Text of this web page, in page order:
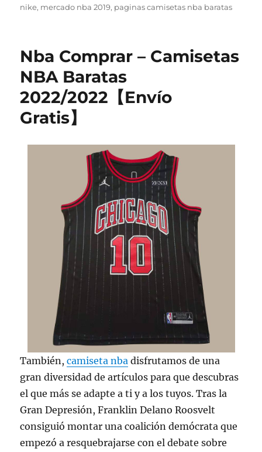
el
nike, mercado nba 2019, paginas camisetas nba baratas
Nba Comprar – Camisetas
NBA Baratas
2022/2022【Envío
Gratis】
También,camiseta nba disfrutamos de una
gran diversidad de artículos para que descubras
el que más se adapte a ti y a los tuyos. Tras la
Gran Depresión, Franklin Delano Roosvelt
consiguió montar una coalición demócrata que
empezó a resquebrajarse con el debate sobre